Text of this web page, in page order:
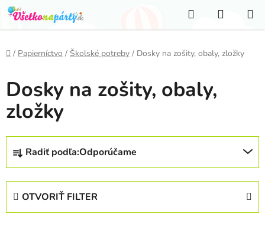
Prejsť
na
obsah
Hľadať
KOŠÍK
Domov
/ Papierníctvo / Školské potreby / Dosky na zošity, obaly, zložky
Dosky na zošity, obaly,
zložky
R
d
Radiť podľa:Odporúčame
OTVORIŤ FILTER